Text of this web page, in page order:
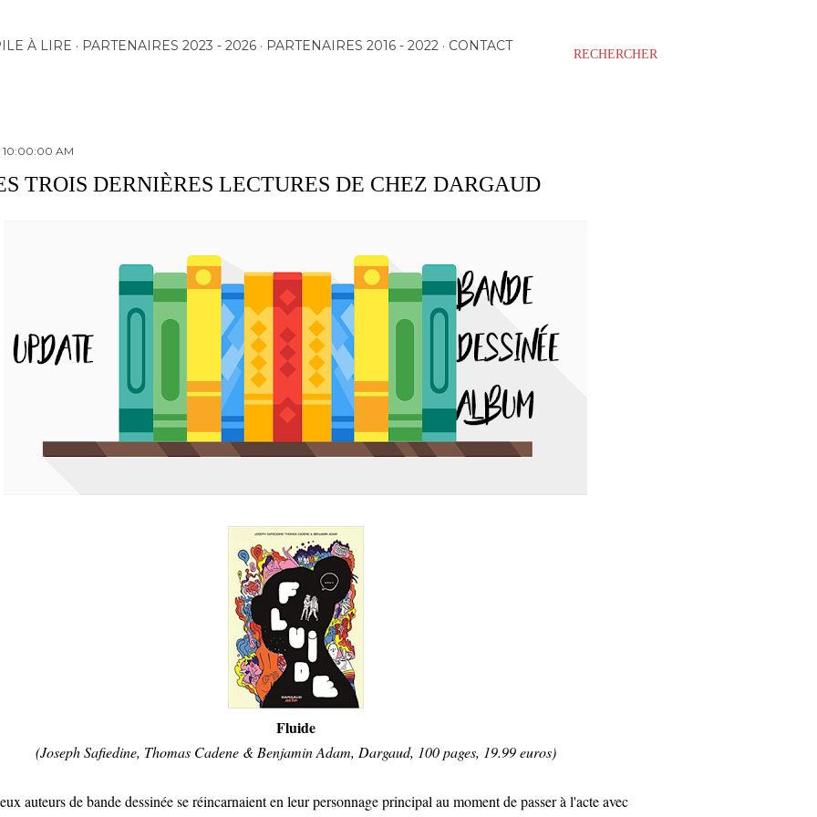
RECHERCHER
À LIRE PARTENAIRES 2023 - 2026 PARTENAIRES 2016 - 2022 CONTACT
10:00:00 AM
TROIS DERNIÈRES LECTURES DE CHEZ DARGAUD
Fluide
(Joseph Safiedine, Thomas Cadene & Benjamin Adam, Dargaud, 100 pages, 19.99 euros)
auteurs de bande dessinée se réincarnaient en leur personnage principal au moment de passer à l'acte avec